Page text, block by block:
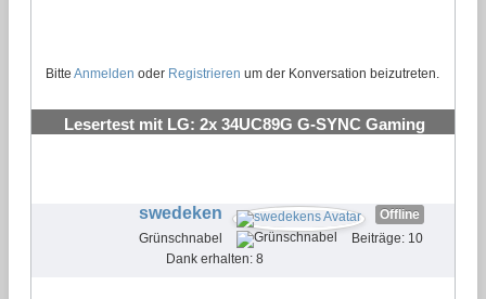
Bitte Anmelden oder Registrieren um der Konversation beizutreten.
Lesertest mit LG: 2x 34UC89G G-SYNC Gaming
swedeken
Offline
Grünschnabel
Beiträge: 10
Dank erhalten: 8